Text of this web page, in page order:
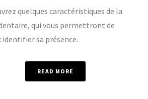
quelques caractéristiques de la
qui vous permettront de
identifier sa présence.
READ MORE